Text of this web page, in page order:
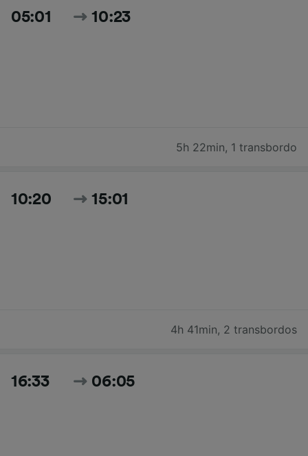
05:01 10:23
5h 22min, 1 transbordo
10:20 15:01
4h 41min, 2 transbordos
16:33 06:05